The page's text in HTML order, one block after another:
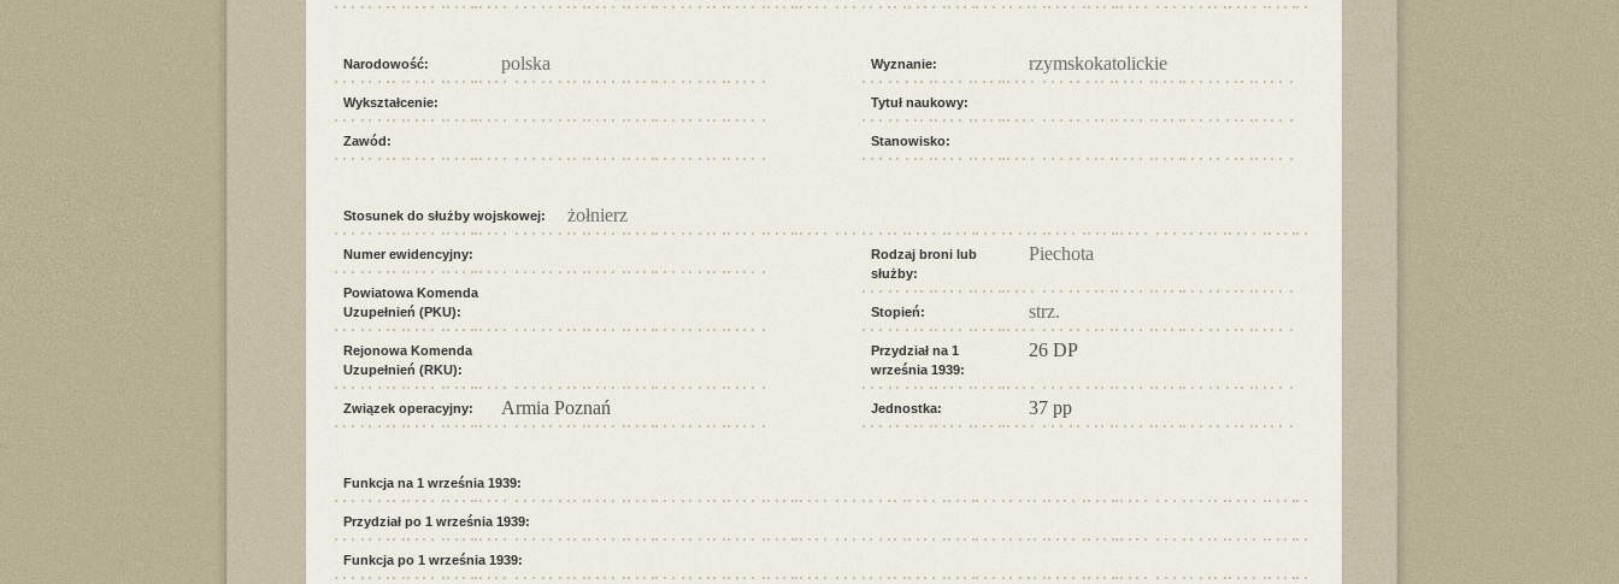
Narodowość: polska
Wykształcenie:
Zawód:
Wyznanie: rzymskokatolickie
Tytuł naukowy:
Stanowisko:
Stosunek do służby wojskowej: żołnierz
Numer ewidencyjny:
Powiatowa Komenda
Uzupełnień (PKU):
Rejonowa Komenda
Uzupełnień (RKU):
Związek operacyjny: Armia Poznań
Rodzaj broni lub
służby:
Piechota
Stopień: strz.
Przydział na 1
września 1939:
26 DP
Jednostka: 37 pp
Funkcja na 1 września 1939:
Przydział po 1 września 1939:
Funkcja po 1 września 1939: